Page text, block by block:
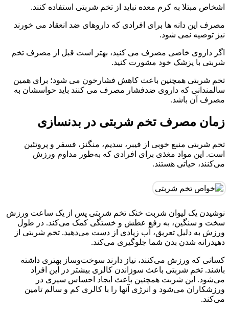
اشخاص مبتلا به کرم معده نباید از تخم شربتی استفاده کنند.
مصرف این دانه ها برای افرادی که داروهای ضد انعقاد می خورند
نیز توصیه نمی شود.
اگر داروی خاصی مصرف می کنید، بهتر است قبل از مصرف تخم
شربتی با پزشک خود مشورت کنید.
تخم شربتی همچنین باعث کاهش فشارخون می شود؛ برای همین
سالمندانی که داروی ضدفشار مصرف می کنند باید حواسشان به
مصرف آن باشد.
زمان مصرف تخم شربتی در بدنسازی
تخم شربتی منبع خوبی از فیبر، سدیم، منگنز، فسفر و پروتئین
است. این مواد مغذی برای افرادی که به‌طور مداوم ورزش
می‌کنند، حیاتی هستند.
نوشیدن یک لیوان شربت خنک تخم شربتی پس از یک ساعت ورزش
سخت و سنگین، به رفع عطش و خستگی کمک می‌کند. در طول
ورزش به دلیل تعریق، آب زیادی از دست می‌دهید. تخم شربتی از
دهیدراته شدن بدن شما جلوگیری می‌کند.
کسانی که ورزش می‌کنند، نیاز دارند سوخت‌وساز بهتری داشته
باشند. تخم شربتی باعث سوزاندن کالری بیشتر در این افراد
می‌شود. این شربت همچنین باعث ایجاد احساس سیری در
ورزشکاران می‌شود و انرژی آنها را با کالری کم و سالم تامین
می‌کند.